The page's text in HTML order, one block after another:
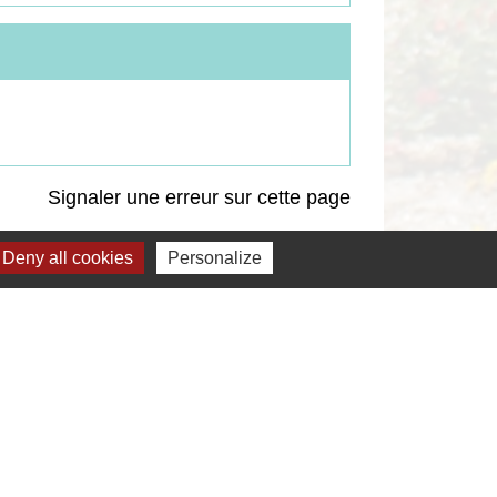
Signaler une erreur sur cette page
Deny all cookies Personalize